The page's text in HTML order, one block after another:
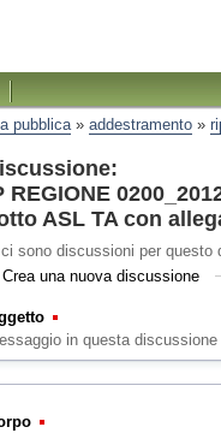
pubblica» addestramento»
REGIONE
ASL TA con
ci sono discussioni per questo
Crea una nuova discussione
in questa discussione